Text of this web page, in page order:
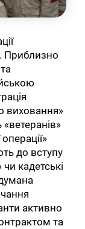
Приблизно
виховання»
до вступу
кадетські
активно
та